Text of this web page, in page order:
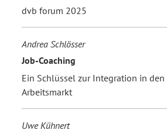
dvb forum 2025
Andrea Schlösser
Job-Coaching
Ein Schlüssel zur Integration in den
Arbeitsmarkt
Uwe Kühnert